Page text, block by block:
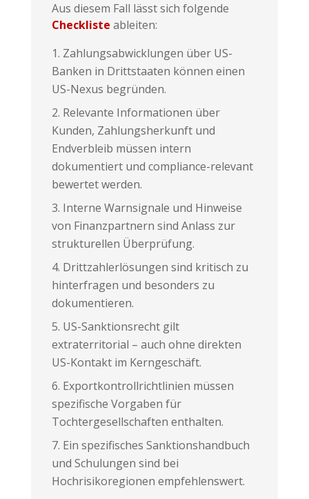
Aus diesem Fall lässt sich folgende
Checkliste ableiten:
Zahlungsabwicklungen über US-
Banken in Drittstaaten können einen
US-Nexus begründen.
Relevante Informationen über
Kunden, Zahlungsherkunft und
Endverbleib müssen intern
dokumentiert und compliance-relevant
bewertet werden.
Interne Warnsignale und Hinweise
von Finanzpartnern sind Anlass zur
strukturellen Überprüfung.
Drittzahlerlösungen sind kritisch zu
hinterfragen und besonders zu
dokumentieren.
US-Sanktionsrecht gilt
extraterritorial – auch ohne direkten
US-Kontakt im Kerngeschäft.
Exportkontrollrichtlinien müssen
spezifische Vorgaben für
Tochtergesellschaften enthalten.
Ein spezifisches Sanktionshandbuch
und Schulungen sind bei
Hochrisikoregionen empfehlenswert.